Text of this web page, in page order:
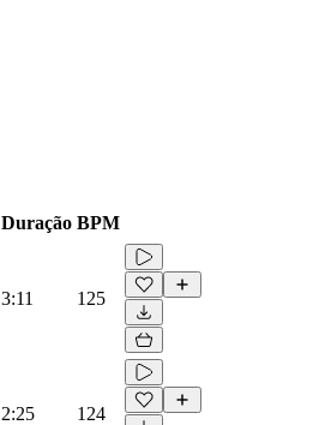
Duração BPM
3:11 125
2:25 124